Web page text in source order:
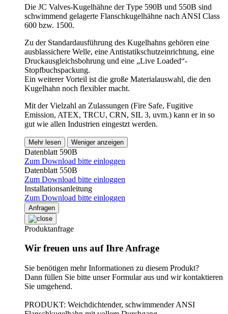
Die JC Valves-Kugelhähne der Type 590B und 550B sind
schwimmend gelagerte Flanschkugelhähne nach ANSI Class
600 bzw. 1500.
Zu der Standardausführung des Kugelhahns gehören eine
ausblassichere Welle, eine Antistatikschutzeinrichtung, eine
Druckausgleichsbohrung und eine „Live Loaded“-
Stopfbuchspackung.
Ein weiterer Vorteil ist die große Materialauswahl, die den
Kugelhahn noch flexibler macht.
Mit der Vielzahl an Zulassungen (Fire Safe, Fugitive
Emission, ATEX, TRCU, CRN, SIL 3, uvm.) kann er in so
gut wie allen Industrien eingestzt werden.
Mehr lesen Weniger anzeigen
Datenblatt 590B
Zum Download bitte einloggen
Datenblatt 550B
Zum Download bitte einloggen
Installationsanleitung
Zum Download bitte einloggen
Anfragen
Produktanfrage
Wir freuen uns auf Ihre Anfrage
Sie benötigen mehr Informationen zu diesem Produkt?
Dann füllen Sie bitte unser Formular aus und wir kontaktieren
Sie umgehend.
PRODUKT: Weichdichtender, schwimmender ANSI